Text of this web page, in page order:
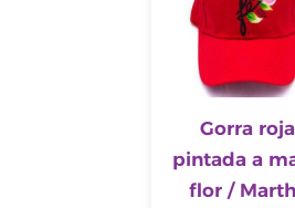
Gorra roja
pintada a
flor /